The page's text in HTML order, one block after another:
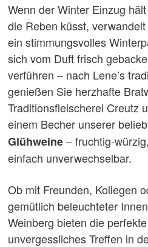
Wenn der Winter Einzug
die Reben küsst,
ein stimmungsvolles
sich vom Duft frisch
verführen – nach Lene’s
genießen Sie herzhafte
Traditionsfleischerei Creutz
einem Becher unserer
Glühweine– fruchtig-
einfach unverwechselbar.
Ob mit Freunden, Kollegen
gemütlich beleuchteter
Weinberg bieten die
unvergessliches Treffen in